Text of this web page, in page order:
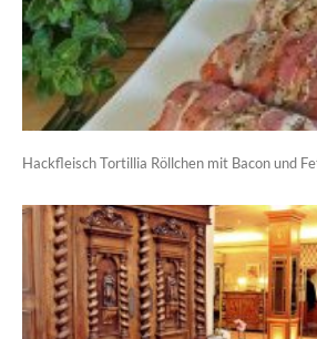
Hackfleisch Tortillia Röllchen mit Bacon und